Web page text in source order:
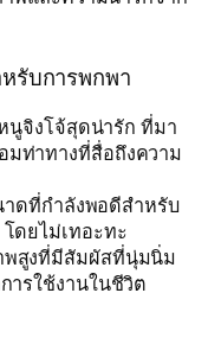
รับการพกพา
นูจิงโจ้สุดน่ารัก ที่มา
ท่าทางที่สื่อถึงความ
าดที่กำลังพอดีสำหรับ
ดยไม่เทอะทะ
สูงที่มีสัมผัสที่นุ่มนิ่ม
ารใช้งานในชีวิต